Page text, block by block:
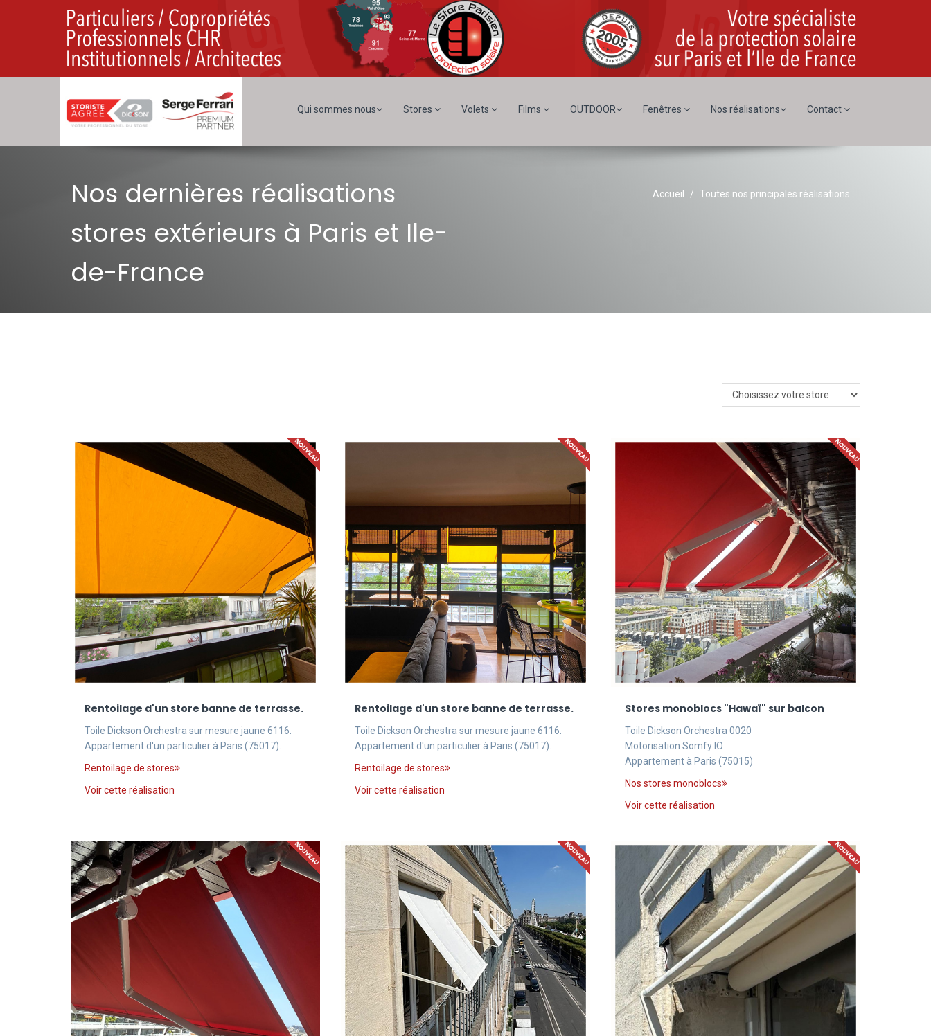
Qui sommes nous Stores Volets Films OUTDOOR Fenêtres Nos réalisations Contact
Nos dernières réalisations
stores extérieurs à Paris et Ile-
de-France
Accueil Toutes nos principales réalisations
Rentoilage d'un store banne de terrasse.
Toile Dickson Orchestra sur mesure jaune 6116.
Appartement d'un particulier à Paris (75017).
Rentoilage de stores
Voir cette réalisation
Rentoilage d'un store banne de terrasse.
Toile Dickson Orchestra sur mesure jaune 6116.
Appartement d'un particulier à Paris (75017).
Rentoilage de stores
Voir cette réalisation
Stores monoblocs "Hawaï" sur balcon
Toile Dickson Orchestra 0020
Motorisation Somfy IO
Appartement à Paris (75015)
Nos stores monoblocs
Voir cette réalisation